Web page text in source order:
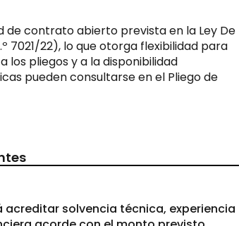
de contrato abierto prevista en la Ley De
7021/22), lo que otorga flexibilidad para
los pliegos y a la disponibilidad
pueden consultarse en el Pliego de
acreditar solvencia técnica, experiencia